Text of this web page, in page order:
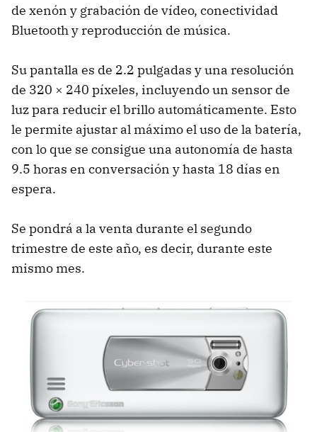
de xenón y grabación de vídeo, conectividad
Bluetooth y reproducción de música.
Su pantalla es de 2.2 pulgadas y una resolución
de 320 × 240 píxeles, incluyendo un sensor de
luz para reducir el brillo automáticamente. Esto
le permite ajustar al máximo el uso de la batería,
con lo que se consigue una autonomía de hasta
9.5 horas en conversación y hasta 18 días en
espera.
Se pondrá a la venta durante el segundo
trimestre de este año, es decir, durante este
mismo mes.